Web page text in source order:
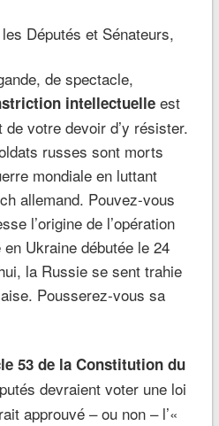
Députés et Sénateurs,
de spectacle,
intellectuelleest
votre devoir d’y résister.
russes sont morts
mondiale en luttant
allemand. Pouvez-vous
l’origine de l’opération
Ukraine débutée le 24
la Russie se sent trahie
Pousserez-vous sa
53 de la Constitution du
devraient voter une loi
approuvé – ou non – l’«